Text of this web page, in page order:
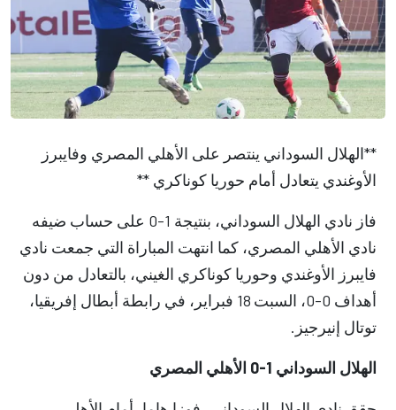
**الهلال السوداني ينتصر على الأهلي المصري وفايبرز
الأوغندي يتعادل أمام حوريا كوناكري **
فاز نادي الهلال السوداني، بنتيجة 1-0 على حساب ضيفه
نادي الأهلي المصري، كما انتهت المباراة التي جمعت نادي
فايبرز الأوغندي وحوريا كوناكري الغيني، بالتعادل من دون
أهداف 0-0، السبت 18 فبراير، في رابطة أبطال إفريقيا،
توتال إنيرجيز.
الهلال السوداني 1-0 الأهلي المصري